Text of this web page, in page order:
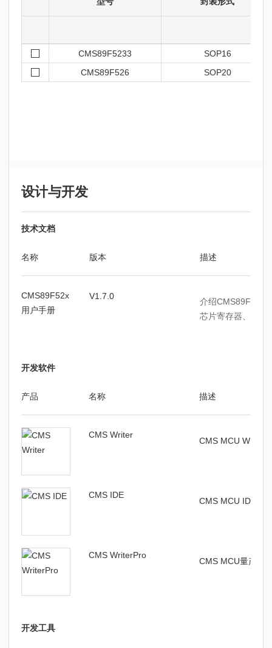
CMS89F5233
SOP16
CMS89F526
SOP20
设计与开发
技术文档
名称 版本 描述
CMS89F52x
用户手册
V1.7.0
介绍CMS89F52x
芯片寄存器、时钟
开发软件
产品 名称 描述
CMS Writer
CMS MCU Writer
CMS IDE
CMS MCU IDE编
CMS WriterPro
CMS MCU量产烧
开发工具